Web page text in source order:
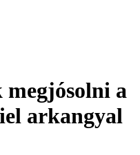
megjósolni a
arkangyal